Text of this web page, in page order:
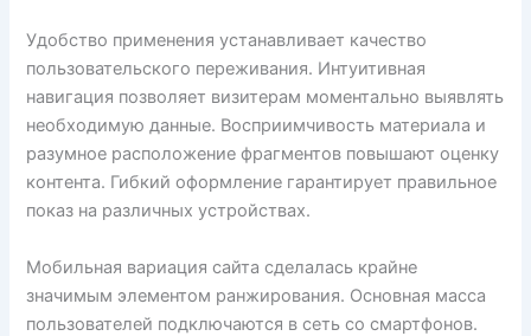
Удобство применения устанавливает качество
пользовательского переживания. Интуитивная
навигация позволяет визитерам моментально выявлять
необходимую данные. Восприимчивость материала и
разумное расположение фрагментов повышают оценку
контента. Гибкий оформление гарантирует правильное
показ на различных устройствах.
Мобильная вариация сайта сделалась крайне
значимым элементом ранжирования. Основная масса
пользователей подключаются в сеть со смартфонов.